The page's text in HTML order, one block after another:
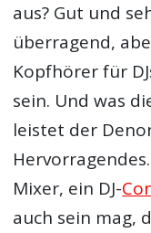
aus? Gut und
überragend,
Kopfhörer für
sein. Und was
leistet der
Mixer, ein DJ-
auch sein mag,